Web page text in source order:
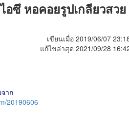
อซึ หอคอยรูปเกลียวสวย
เขียนเมื่อ 2019/06/07
แก้ไขล่าสุด 2021/09/28
าก
20190606